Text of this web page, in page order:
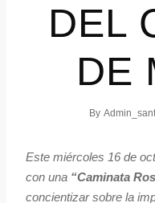
DEL
DE
By
Este miércoles 16 de
con una “Caminata
concientizar sobre la